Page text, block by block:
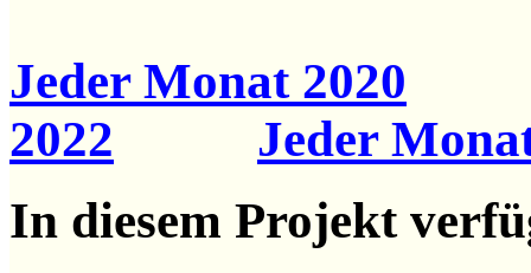
Jeder Monat 2020
2022
Jeder
In diesem Projekt